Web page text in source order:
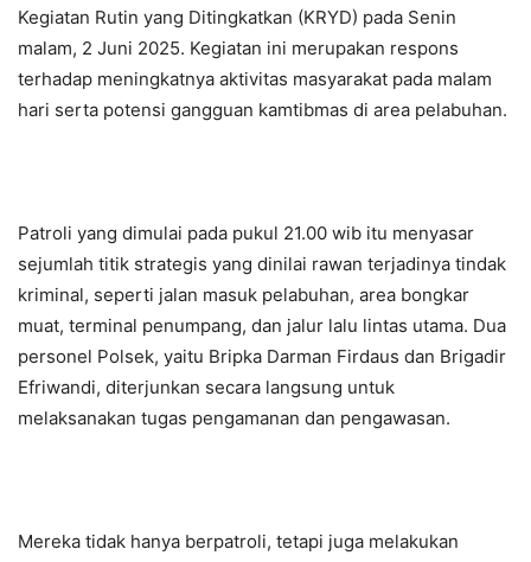
Kegiatan Rutin yang Ditingkatkan (KRYD) pada Senin
malam, 2 Juni 2025. Kegiatan ini merupakan respons
terhadap meningkatnya aktivitas masyarakat pada malam
hari serta potensi gangguan kamtibmas di area pelabuhan.
Patroli yang dimulai pada pukul 21.00 wib itu menyasar
sejumlah titik strategis yang dinilai rawan terjadinya tindak
kriminal, seperti jalan masuk pelabuhan, area bongkar
muat, terminal penumpang, dan jalur lalu lintas utama. Dua
personel Polsek, yaitu Bripka Darman Firdaus dan Brigadir
Efriwandi, diterjunkan secara langsung untuk
melaksanakan tugas pengamanan dan pengawasan.
Mereka tidak hanya berpatroli, tetapi juga melakukan